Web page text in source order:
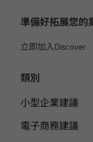
準備好拓展您的
立即加入Discover
類別
小型企業建議
電子商務建議